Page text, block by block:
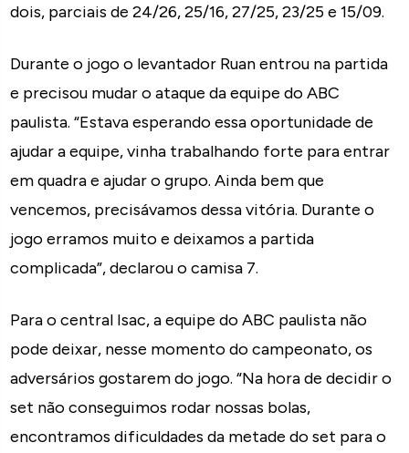
dois, parciais de 24/26, 25/16, 27/25, 23/25 e 15/09.
Durante o jogo o levantador Ruan entrou na partida
e precisou mudar o ataque da equipe do ABC
paulista. “Estava esperando essa oportunidade de
ajudar a equipe, vinha trabalhando forte para entrar
em quadra e ajudar o grupo. Ainda bem que
vencemos, precisávamos dessa vitória. Durante o
jogo erramos muito e deixamos a partida
complicada”, declarou o camisa 7.
Para o central Isac, a equipe do ABC paulista não
pode deixar, nesse momento do campeonato, os
adversários gostarem do jogo. “Na hora de decidir o
set não conseguimos rodar nossas bolas,
encontramos dificuldades da metade do set para o